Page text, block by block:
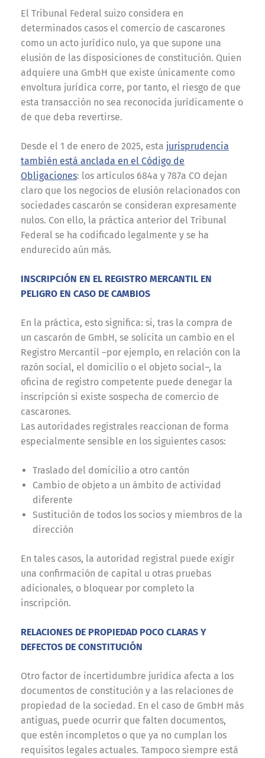
El Tribunal Federal suizo considera en
determinados casos el comercio de cascarones
como un acto jurídico nulo, ya que supone una
elusión de las disposiciones de constitución. Quien
adquiere una GmbH que existe únicamente como
envoltura jurídica corre, por tanto, el riesgo de que
esta transacción no sea reconocida jurídicamente o
de que deba revertirse.
Desde el 1 de enero de 2025, esta jurisprudencia
también está anclada en el Código de
Obligaciones: los artículos 684a y 787a CO dejan
claro que los negocios de elusión relacionados con
sociedades cascarón se consideran expresamente
nulos. Con ello, la práctica anterior del Tribunal
Federal se ha codificado legalmente y se ha
endurecido aún más.
INSCRIPCIÓN EN EL REGISTRO MERCANTIL EN
PELIGRO EN CASO DE CAMBIOS
En la práctica, esto significa: si, tras la compra de
un cascarón de GmbH, se solicita un cambio en el
Registro Mercantil –por ejemplo, en relación con la
razón social, el domicilio o el objeto social–, la
oficina de registro competente puede denegar la
inscripción si existe sospecha de comercio de
cascarones.
Las autoridades registrales reaccionan de forma
especialmente sensible en los siguientes casos:
Traslado del domicilio a otro cantón
Cambio de objeto a un ámbito de actividad
diferente
Sustitución de todos los socios y miembros de la
dirección
En tales casos, la autoridad registral puede exigir
una confirmación de capital u otras pruebas
adicionales, o bloquear por completo la
inscripción.
RELACIONES DE PROPIEDAD POCO CLARAS Y
DEFECTOS DE CONSTITUCIÓN
Otro factor de incertidumbre jurídica afecta a los
documentos de constitución y a las relaciones de
propiedad de la sociedad. En el caso de GmbH más
antiguas, puede ocurrir que falten documentos,
que estén incompletos o que ya no cumplan los
requisitos legales actuales. Tampoco siempre está